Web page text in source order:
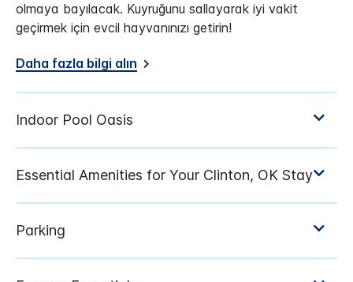
olmaya bayılacak. Kuyruğunu sallayarak iyi vakit
geçirmek için evcil hayvanınızı getirin!
Daha fazla bilgi alın